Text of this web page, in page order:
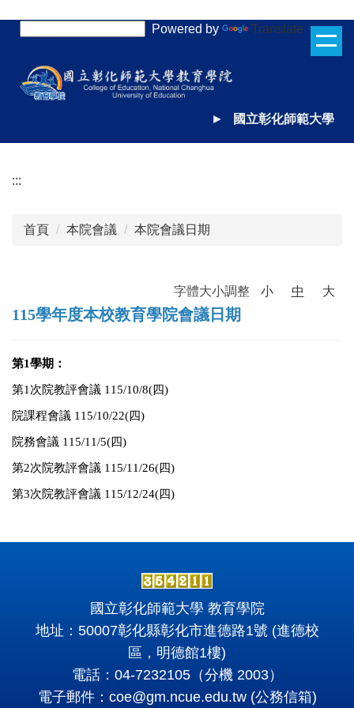
Powered by Translate
► 國立彰化師範大學
:::
首頁 本院會議 本院會議日期
字體大小調整 小 中 大
115學年度本校教育學院會議日期
第1學期：
第1次院教評會議 115/10/8(四)
院課程會議 115/10/22(四)
院務會議 115/11/5(四)
第2次院教評會議 115/11/26(四)
第3次院教評會議 115/12/24(四)
國立彰化師範大學 教育學院
地址：50007彰化縣彰化市進德路1號 (進德校
區，明德館1樓)
電話：04-7232105（分機 2003）
電子郵件： coe@gm.ncue.edu.tw(公務信箱)